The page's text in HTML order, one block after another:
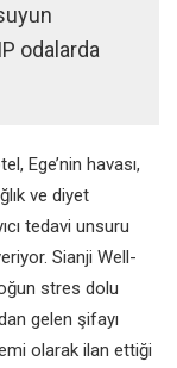
odalarda
Ege’nin havası,
ve diyet
tedavi unsuru
Sianji Well-
stres dolu
gelen şifayı
olarak ilan ettiği